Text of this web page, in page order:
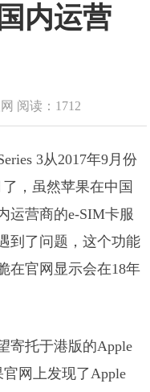
内运营
阅读：1712
3从2017年9月份
，虽然苹果在中国
运营商的e-SIM卡服
到了问题，这个功能
在官网显示会在18年
寄托于港版的Apple
网上发现了Apple